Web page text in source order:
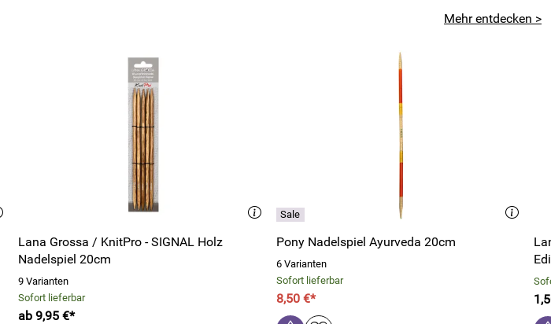
Mehr entdecken >
Lana Grossa / KnitPro - SIGNAL Holz
Nadelspiel 20cm
9 Varianten
Sofort lieferbar
ab 9,95 €*
Pony Nadelspiel Ayurveda 20cm
6 Varianten
Sofort lieferbar
8,50 €*